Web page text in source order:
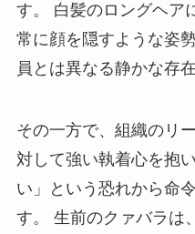
す。 白髪のロングヘア
常に顔を隠すような姿
員とは異なる静かな存
その一方で、組織のリ
対して強い執着心を抱
い」という恐れから命
す。 生前のクァバラは